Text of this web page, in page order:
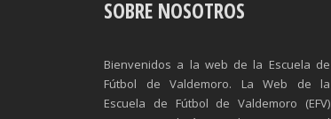
SOBRE NOSOTROS
Bienvenidos a la web de la Escuela de
Fútbol de Valdemoro. La Web de la
Escuela de Fútbol de Valdemoro (EFV)